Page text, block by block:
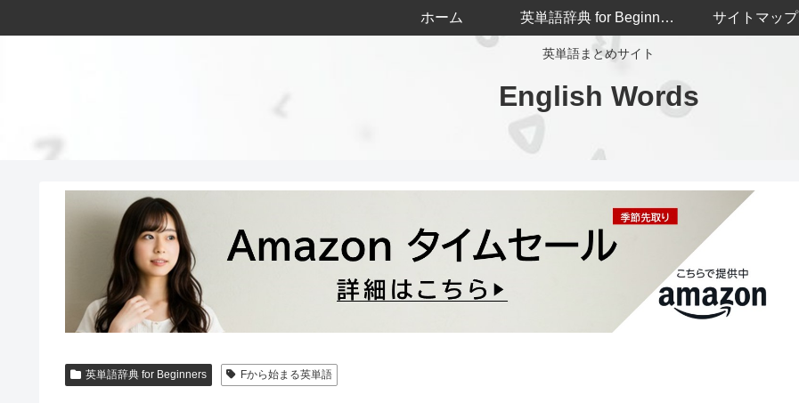
英単語まとめサイト
English Words
ホーム 英単語辞典 for Beginners サイトマップ
英単語辞典 for Beginners Fから始まる英単語